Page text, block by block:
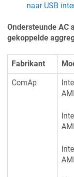
naar USB
Ondersteunde AC
gekoppelde
Fabrikant
ComAp